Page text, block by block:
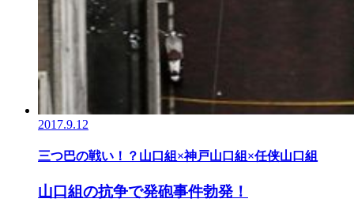
2017.9.12
三つ巴の戦い！？山口組×神戸山口組×任侠山口組
山口組の抗争で発砲事件勃発！